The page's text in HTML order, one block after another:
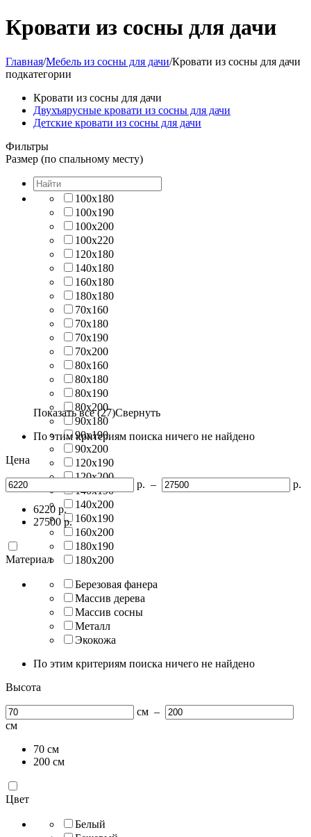
Кровати из сосны для дачи
Главная/Мебель из сосны для дачи/Кровати из сосны для дачи
подкатегории
Кровати из сосны для дачи
Двухъярусные кровати из сосны для дачи
Детские кровати из сосны для дачи
Фильтры
Размер (по спальному месту)
100х180
100х190
100х200
100х220
120х180
140х180
160х180
180х180
70х160
70х180
70х190
70х200
80х160
80х180
80х190
80х200
90х180
90х190
90х200
120х190
120х200
140х190
140х200
160х190
160х200
180х190
180х200
Показать все (27)Свернуть
По этим критериям поиска ничего не найдено
Цена
р. – р.
6220 р.
27500 р.
Материал
Березовая фанера
Массив дерева
Массив сосны
Металл
Экокожа
По этим критериям поиска ничего не найдено
Высота
см –
см
70 см
200 см
Цвет
Белый